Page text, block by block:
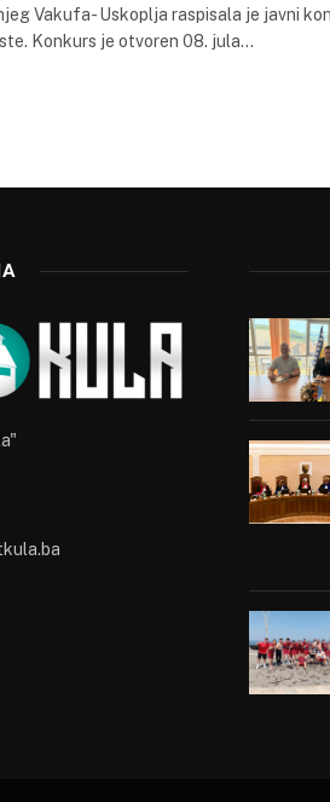
Vakufa- Uskoplja raspisala je javni
Konkurs je otvoren 08. jula…